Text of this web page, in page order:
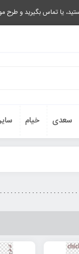
سعدی خیام